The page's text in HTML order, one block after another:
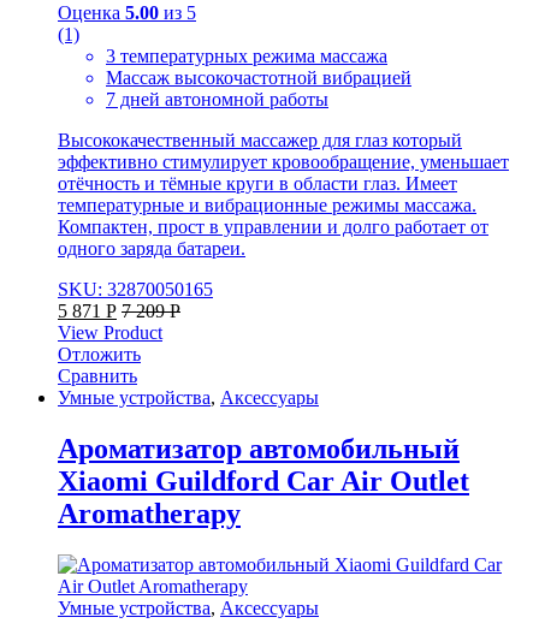
Оценка 5.00 из 5
(1)
3 температурных режима массажа
Массаж высокочастотной вибрацией
7 дней автономной работы
Высококачественный массажер для глаз который
эффективно стимулирует кровообращение, уменьшает
отёчность и тёмные круги в области глаз. Имеет
температурные и вибрационные режимы массажа.
Компактен, прост в управлении и долго работает от
одного заряда батареи.
SKU: 32870050165
5 871 Р 7 209Р
View Product
Отложить
Сравнить
Умные устройства, Аксессуары
Ароматизатор автомобильный
Xiaomi Guildford Car Air Outlet
Aromatherapy
Умные устройства, Аксессуары